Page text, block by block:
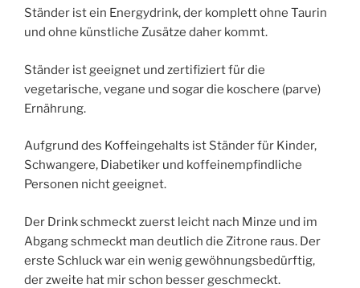
Ständer ist ein Energydrink, der komplett ohne Taurin
und ohne künstliche Zusätze daher kommt.
Ständer ist geeignet und zertifiziert für die
vegetarische, vegane und sogar die koschere (parve)
Ernährung.
Aufgrund des Koffeingehalts ist Ständer für Kinder,
Schwangere, Diabetiker und koffeinempfindliche
Personen nicht geeignet.
Der Drink schmeckt zuerst leicht nach Minze und im
Abgang schmeckt man deutlich die Zitrone raus. Der
erste Schluck war ein wenig gewöhnungsbedürftig,
der zweite hat mir schon besser geschmeckt.